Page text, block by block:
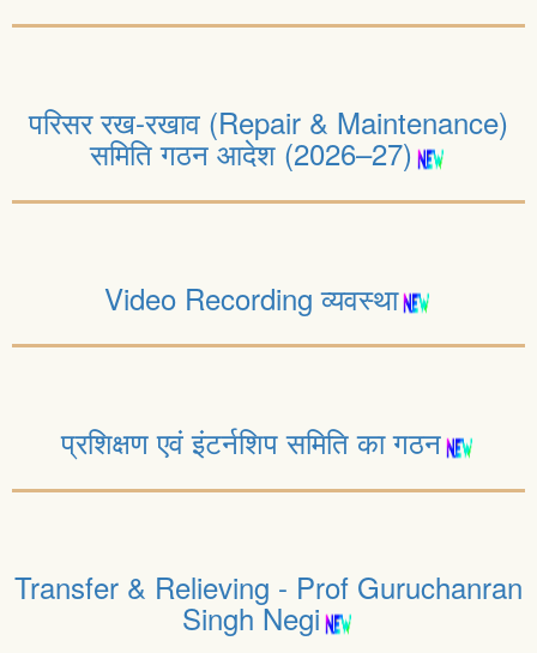
परिसर रख-रखाव (Repair & Maintenance)
समिति गठन आदेश (2026–27)
Video Recording व्यवस्था
प्रशिक्षण एवं इंटर्नशिप समिति का गठन
Transfer & Relieving - Prof Guruchanran
Singh Negi